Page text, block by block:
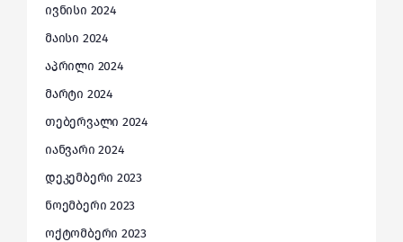
ივნისი 2024
მაისი 2024
აპრილი 2024
მარტი 2024
თებერვალი 2024
იანვარი 2024
დეკემბერი 2023
ნოემბერი 2023
ოქტომბერი 2023